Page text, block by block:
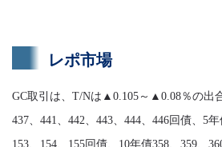
レポ市場
GC取引は、T/Nは▲0.105～▲0.08％の出
437、441、442、443、444、446回債、5年
153、154、155回債、10年債358、359、